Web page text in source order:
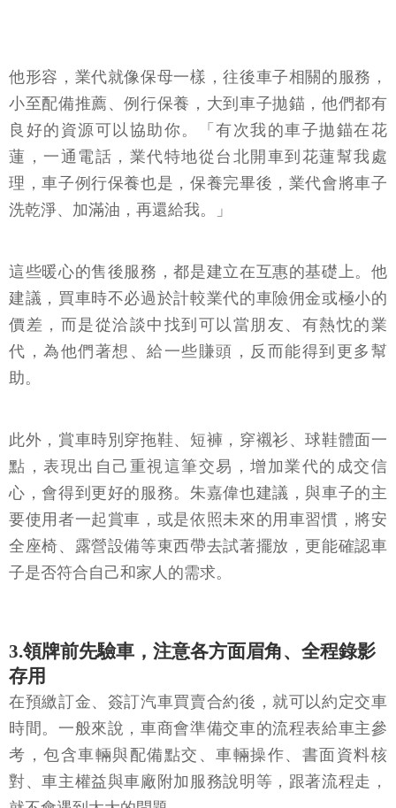
他形容，業代就像保母一樣，往後車子相關的服務，
小至配備推薦、例行保養，大到車子拋錨，他們都有
良好的資源可以協助你。「有次我的車子拋錨在花
蓮，一通電話，業代特地從台北開車到花蓮幫我處
理，車子例行保養也是，保養完畢後，業代會將車子
洗乾淨、加滿油，再還給我。」
這些暖心的售後服務，都是建立在互惠的基礎上。他
建議，買車時不必過於計較業代的車險佣金或極小的
價差，而是從洽談中找到可以當朋友、有熱忱的業
代，為他們著想、給一些賺頭，反而能得到更多幫
助。
此外，賞車時別穿拖鞋、短褲，穿襯衫、球鞋體面一
點，表現出自己重視這筆交易，增加業代的成交信
心，會得到更好的服務。朱嘉偉也建議，與車子的主
要使用者一起賞車，或是依照未來的用車習慣，將安
全座椅、露營設備等東西帶去試著擺放，更能確認車
子是否符合自己和家人的需求。
3.領牌前先驗車，注意各方面眉角、全程錄影
存用
在預繳訂金、簽訂汽車買賣合約後，就可以約定交車
時間。一般來說，車商會準備交車的流程表給車主參
考，包含車輛與配備點交、車輛操作、書面資料核
對、車主權益與車廠附加服務說明等，跟著流程走，